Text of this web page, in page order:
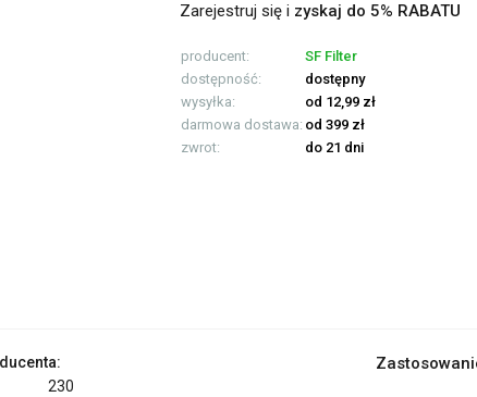
Zarejestruj się i zyskaj do 5% RABATU
producent:
SF Filter
dostępność:
dostępny
wysyłka:
od 12,99 zł
darmowa dostawa: od 399 zł
zwrot:
do 21 dni
230